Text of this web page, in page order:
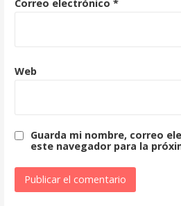
Correo electrónico *
Web
Guarda mi nombre, correo
este navegador para la